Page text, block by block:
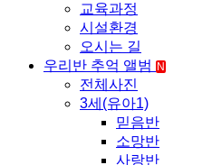
교육과정
시설환경
오시는 길
우리반 추억 앨범
N
전체사진
3세(유아1)
믿음반
소망반
사랑반